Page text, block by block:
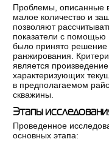
Проблемы, описанные
малое количество и
позволяют
показатели с
было принято решение
ранжирования.
является
характеризующих
в предполагаемом
скважины.
Этапы
Проведенное
основных этапа: